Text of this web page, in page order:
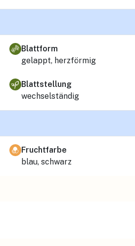
Blattform
gelappt, herzförmig
Blattstellung
wechselständig
Fruchtfarbe
blau, schwarz